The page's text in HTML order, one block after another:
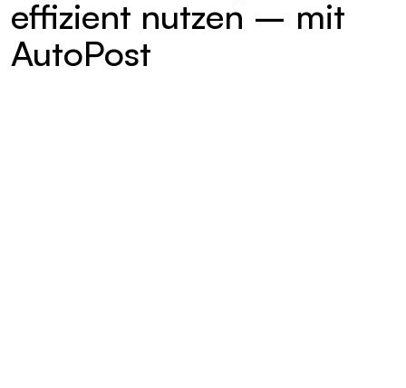
effizient nutzen – mit
AutoPost